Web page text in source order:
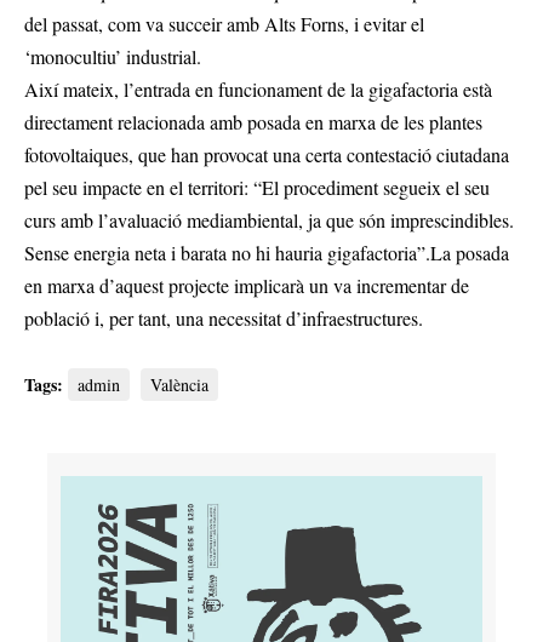
del passat, com va succeir amb Alts Forns, i evitar el
‘monocultiu’ industrial.
Així mateix, l’entrada en funcionament de la gigafactoria està
directament relacionada amb posada en marxa de les plantes
fotovoltaiques, que han provocat una certa contestació ciutadana
pel seu impacte en el territori: “El procediment segueix el seu
curs amb l’avaluació mediambiental, ja que són imprescindibles.
Sense energia neta i barata no hi hauria gigafactoria”.La posada
en marxa d’aquest projecte implicarà un va incrementar de
població i, per tant, una necessitat d’infraestructures.
Tags: admin València